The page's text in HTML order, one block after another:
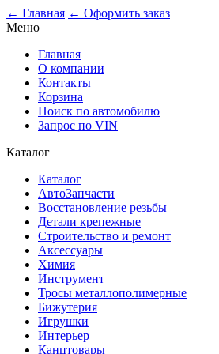
← Главная ← Оформить заказ
Меню
Главная
О компании
Контакты
Корзина
Поиск по автомобилю
Запрос по VIN
Каталог
Каталог
АвтоЗапчасти
Восстановление резьбы
Детали крепежные
Строительство и ремонт
Аксессуары
Химия
Инструмент
Тросы металлополимерные
Бижутерия
Игрушки
Интерьер
Канцтовары